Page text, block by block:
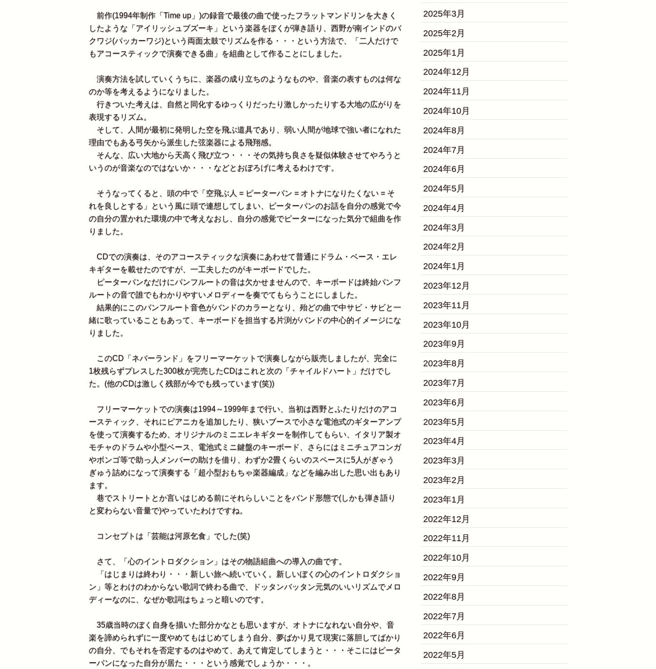
前作(1994年制作「Time up」)の録音で最後の曲で使ったフラットマンドリンを大きく
したような「アイリッシュブズーキ」という楽器をぼくが弾き語り、西野が南インドのバ
クワジ(パッカーワジ)という両面太鼓でリズムを作る・・・という方法で、「二人だけで
もアコースティックで演奏できる曲」を組曲として作ることにしました。
演奏方法を試していくうちに、楽器の成り立ちのようなものや、音楽の表すものは何な
のか等を考えるようになりました。
行きついた考えは、自然と同化するゆっくりだったり激しかったりする大地の広がりを
表現するリズム。
そして、人間が最初に発明した空を飛ぶ道具であり、弱い人間が地球で強い者になれた
理由でもある弓矢から派生した弦楽器による飛翔感。
そんな、広い大地から天高く飛び立つ・・・その気持ち良さを疑似体験させてやろうと
いうのが音楽なのではないか・・・などとおぼろげに考えるわけです。
そうなってくると、頭の中で「空飛ぶ人 = ピーターパン = オトナになりたくない = そ
れを良しとする」という風に頭で連想してしまい、ピーターパンのお話を自分の感覚で今
の自分の置かれた環境の中で考えなおし、自分の感覚でピーターになった気分で組曲を作
りました。
CDでの演奏は、そのアコースティックな演奏にあわせて普通にドラム・ベース・エレ
キギターを載せたのですが、一工夫したのがキーボードでした。
ピーターパンなだけにパンフルートの音は欠かせませんので、キーボードは終始パンフ
ルートの音で誰でもわかりやすいメロディーを奏でてもらうことにしました。
結果的にこのパンフルート音色がバンドのカラーとなり、殆どの曲で中サビ・サビと一
緒に歌っていることもあって、キーボードを担当する片渕がバンドの中心的イメージにな
りました。
このCD「ネバーランド」をフリーマーケットで演奏しながら販売しましたが、完全に
1枚残らずプレスした300枚が完売したCDはこれと次の「チャイルドハート」だけでし
た。(他のCDは激しく残部が今でも残っています(笑))
フリーマーケットでの演奏は1994～1999年まで行い、当初は西野とふたりだけのアコ
ースティック、それにピアニカを追加したり、狭いブースで小さな電池式のギターアンプ
を使って演奏するため、オリジナルのミニエレキギターを制作してもらい、イタリア製オ
モチャのドラムや小型ベース、電池式ミニ鍵盤のキーボード、さらにはミニチュアコンガ
やボンゴ等で助っ人メンバーの助けを借り、わずか2畳くらいのスペースに5人がぎゃう
ぎゅう詰めになって演奏する「超小型おもちゃ楽器編成」などを編み出した思い出もあり
ます。
巷でストリートとか言いはじめる前にそれらしいことをバンド形態で(しかも弾き語り
と変わらない音量で)やっていたわけですね。
コンセプトは「芸能は河原乞食」でした(笑)
さて、「心のイントロダクション」はその物語組曲への導入の曲です。
「はじまりは終わり・・・新しい旅へ続いていく。新しいぼくの心のイントロダクショ
ン」等とわけのわからない歌詞で終わる曲で、ドッタンバッタン元気のいいリズムでメロ
ディーなのに、なぜか歌詞はちょっと暗いのです。
35歳当時のぼく自身を描いた部分かなとも思いますが、オトナになれない自分や、音
楽を諦められずに一度やめてもはじめてしまう自分、夢ばかり見て現実に落胆してばかり
の自分、でもそれを否定するのはやめて、あえて肯定してしまうと・・・そこにはピータ
ーパンになった自分が居た・・・という感覚でしょうか・・・。
2025年3月
2025年2月
2025年1月
2024年12月
2024年11月
2024年10月
2024年8月
2024年7月
2024年6月
2024年5月
2024年4月
2024年3月
2024年2月
2024年1月
2023年12月
2023年11月
2023年10月
2023年9月
2023年8月
2023年7月
2023年6月
2023年5月
2023年4月
2023年3月
2023年2月
2023年1月
2022年12月
2022年11月
2022年10月
2022年9月
2022年8月
2022年7月
2022年6月
2022年5月